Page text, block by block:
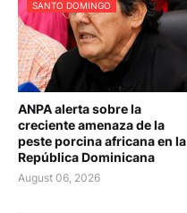
SANTO DOMINGO
ANPA alerta sobre la
creciente amenaza de la
peste porcina africana en la
República Dominicana
August 06, 2026